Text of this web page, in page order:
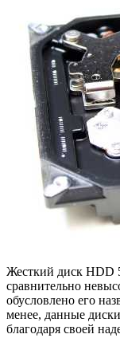
Жесткий диск HDD
сравнительно
обусловлено его
менее, данные
благодаря своей